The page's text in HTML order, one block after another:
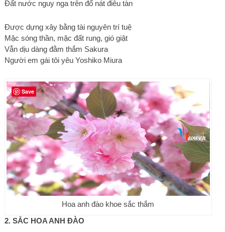
Đất nước nguy nga trên đổ nát điêu tàn
Được dựng xây bằng tài nguyên trí tuệ
Mặc sóng thần, mặc đất rung, gió giật
Vẫn dịu dàng đằm thắm Sakura
Người em gái tôi yêu Yoshiko Miura
Hoa anh đào khoe sắc thắm
2. SẮC HOA ANH ĐÀO
Save